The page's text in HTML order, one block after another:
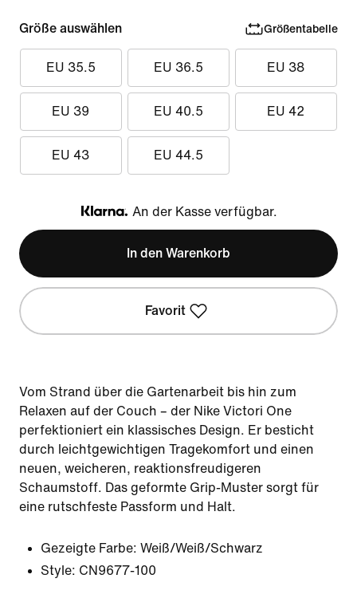
Größe auswählen Größentabelle
EU 35.5 EU 36.5 EU 38
EU 39 EU 40.5 EU 42
EU 43 EU 44.5
Klarna
An der Kasse verfügbar.
In den Warenkorb
Favorit
Vom Strand über die Gartenarbeit bis hin zum
Relaxen auf der Couch – der Nike Victori One
perfektioniert ein klassisches Design. Er besticht
durch leichtgewichtigen Tragekomfort und einen
neuen, weicheren, reaktionsfreudigeren
Schaumstoff. Das geformte Grip-Muster sorgt für
eine rutschfeste Passform und Halt.
Gezeigte Farbe: Weiß/Weiß/Schwarz
Style: CN9677-100